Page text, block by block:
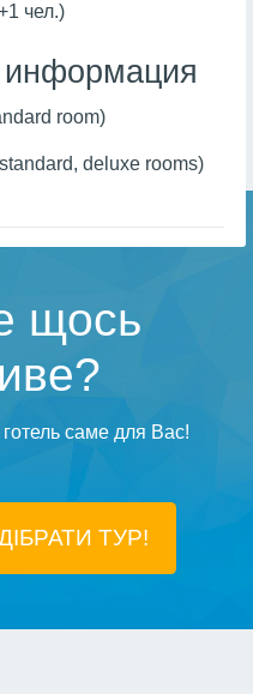
чел.)
информация
room)
deluxe rooms)
щось
саме для Вас!
ТУР!